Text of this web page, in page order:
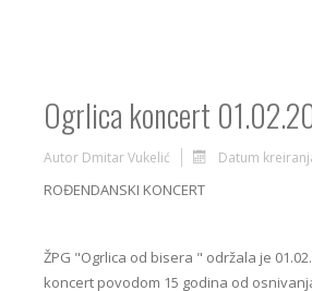
Ogrlica koncert
Autor Dmitar Vukelić Datum
ROĐENDANSKI KONCERT
ŽPG "Ogrlica od bisera " održala je
koncert povodom 15 godina od